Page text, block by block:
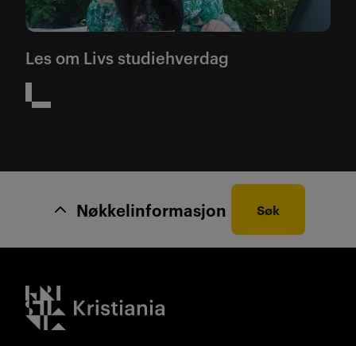
Nøkkelinformasjon Søk
Les om Livs studiehverdag
Kristiania logo